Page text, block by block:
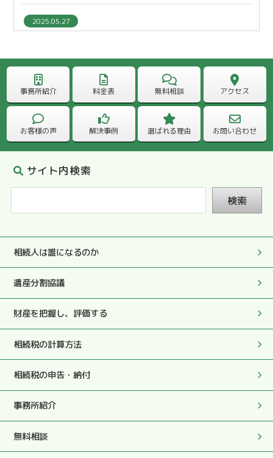
2025.05.27
2025.05.27
処理や対応もとても早く、相続を終えることができ大変感
謝しています。
2025.05.27
完璧な書類を拝見して、やはり、先生にお願いしてよかっ
たと心から感謝しております。
2025.05.27
初っ端と最後にも税務署への対応もして頂き大変助かりま
2025.05.27
実際のお手続きやこちらの質問や要望にも迅速にていねい
にご対応頂き、本当に心から感謝しております。
2025.05.27
私の突然の訪問時もこころよく対応いただき感謝しており
ます。
事務所紹介 料金表 無料相談 アクセス
お客様の声 解決事例 選ばれる理由 お問い合わせ
相続人は誰になるのか
遺産分割協議
財産を把握し、評価する
相続税の計算方法
相続税の申告・納付
事務所紹介
無料相談
サイト内検索
検索